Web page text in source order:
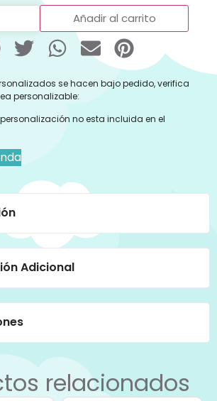
Añadir al carrito
se hacen bajo pedido, verifica
personalizable:
no esta incluida en el
Adicional
relacionados